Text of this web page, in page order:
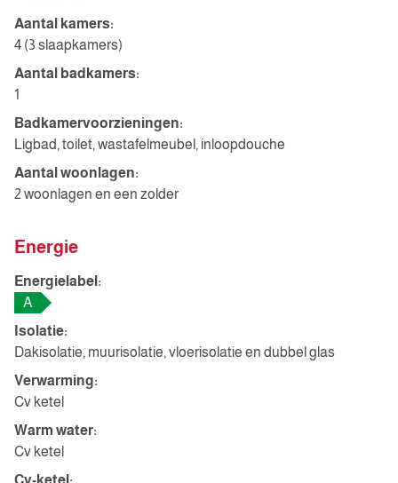
Aantal kamers:
4 (3 slaapkamers)
Aantal badkamers:
1
Badkamervoorzieningen:
Ligbad, toilet, wastafelmeubel, inloopdouche
Aantal woonlagen:
2 woonlagen en een zolder
Energie
Energielabel:
A
Isolatie:
Dakisolatie, muurisolatie, vloerisolatie en dubbel glas
Verwarming:
Cv ketel
Warm water:
Cv ketel
Cv-ketel: